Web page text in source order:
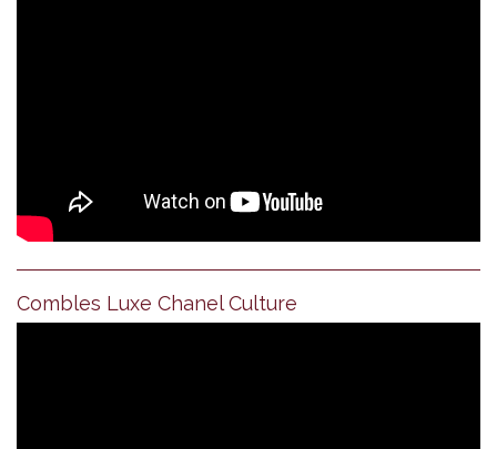
Combles Luxe Chanel Culture